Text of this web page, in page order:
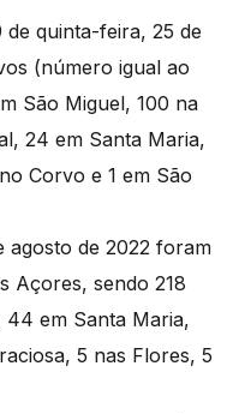
quinta-feira, 25 de
(número igual ao
São Miguel, 100 na
24 em Santa Maria,
Corvo e 1 em São
agosto de 2022 foram
Açores, sendo 218
em Santa Maria,
5 nas Flores, 5